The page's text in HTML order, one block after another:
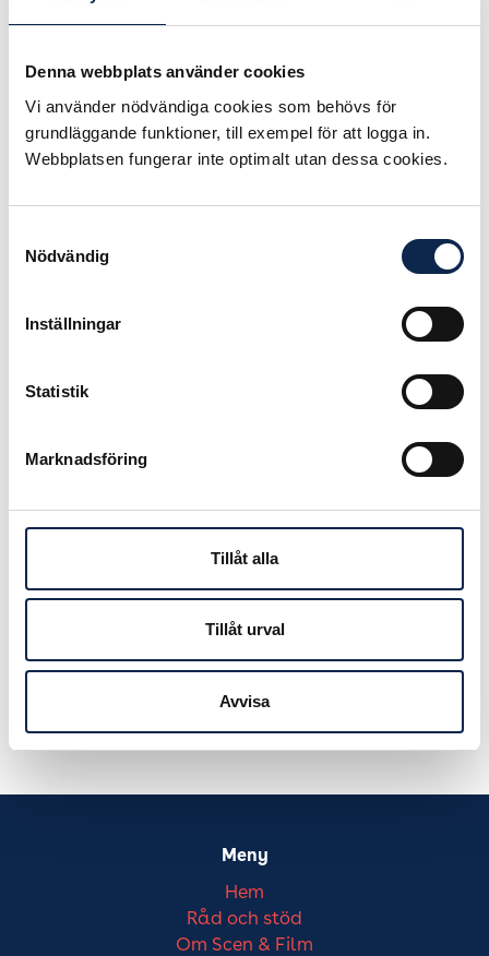
Denna webbplats använder cookies
Vi använder nödvändiga cookies som behövs för
grundläggande funktioner, till exempel för att logga in.
Webbplatsen fungerar inte optimalt utan dessa cookies.
Nödvändig
Inställningar
Statistik
Marknadsföring
Tillåt alla
Tillåt urval
Avvisa
– Parterna och medlarna träffades i
väg att komma vidare. Medlarna
lade fram ett förslag som
Teaterförbundet var positivt till.
Tyvärr var inte arbetsgivarsidan det.
förhandlingsläge, säger Lars
Teaterförbundet.
om ett nytt avtal under den
Meny
Hem
Råd och stöd
Om Scen & Film